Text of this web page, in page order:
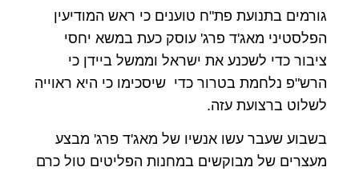
גורמים בתנועת פת"ח טוענים כי ראש המודיעין
הפלסטיני מאג'ד פרג' עוסק כעת במשא יחסי
ציבור כדי לשכנע את ישראל וממשל ביידן כי
הרש"פ נלחמת בטרור כדי שיסכימו כי היא ראוייה
לשלוט ברצועת עזה.
בשבוע שעבר עשו אנשיו של מאג'ד פרג' מבצע
מעצרים של מבוקשים במחנות הפליטים טול כרם